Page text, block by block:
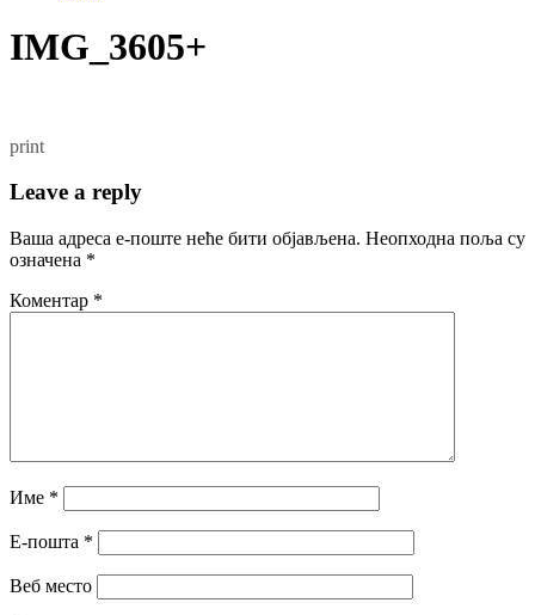
IMG_3605+
print
Leave a reply
Ваша адреса е-поште неће бити објављена. Неопходна поља су
означена *
Коментар *
Име *
Е-пошта *
Веб место